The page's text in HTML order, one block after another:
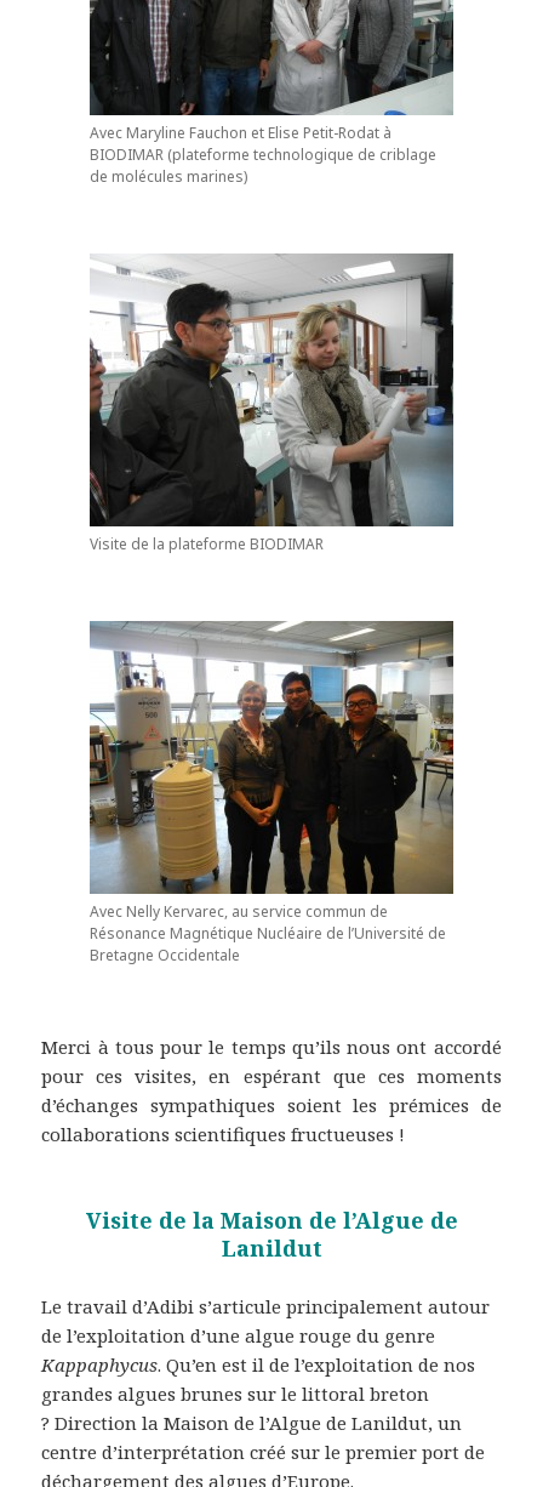
Avec Maryline Fauchon et Elise Petit-Rodat à
BIODIMAR (plateforme technologique de criblage
de molécules marines)
Visite de la plateforme BIODIMAR
Avec Nelly Kervarec, au service commun de
Résonance Magnétique Nucléaire de l’Université de
Bretagne Occidentale
Merci à tous pour le temps qu’ils nous ont accordé
pour ces visites, en espérant que ces moments
d’échanges sympathiques soient les prémices de
collaborations scientifiques fructueuses !
Visite de la Maison de l’Algue de
Lanildut
Le travail d’Adibi s’articule principalement autour
de l’exploitation d’une algue rouge du genre
Kappaphycus. Qu’en est il de l’exploitation de nos
grandes algues brunes sur le littoral breton
? Direction la Maison de l’Algue de Lanildut, un
centre d’interprétation créé sur le premier port de
déchargement des algues d’Europe.